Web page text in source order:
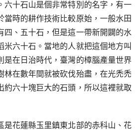
六十石山是個非常特別的名字，有一
當時的耕作技術比較原始，一般水田
四、五十石，但是這一帶新開闢的水
米六十石。當地的人就把這個地方叫
是在日治時代，臺灣的樟腦產量世界
林在數年間就被砍伐殆盡，在光禿禿
約六十塊巨大的石頭，所以這裡就取
是花蓮縣玉里鎮東北部的赤科山、花